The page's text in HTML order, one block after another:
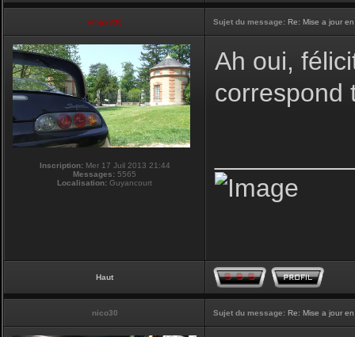
vmax330 Sujet du message: Re: Mise a jour
Inscription:Mer 17 Juil 2013 21:44
Messages: 5565
Localisation: Guyancourt
Ah oui,
correspond
Haut
nico30 Sujet du message: Re: Mise a jour